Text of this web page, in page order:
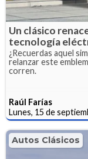
Un clásico
tecnología
¿Recuerdas aquel
relanzar este
corren.
Raúl Farías
Lunes, 15 de
Autos Clásicos